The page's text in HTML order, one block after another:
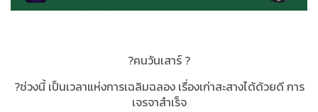
?คนวันเสาร์ ?
?ช่วงนี้ เป็นเวลาแห่งการเฉลิมฉลอง เรื่องเก่าสะสางได้ด้วยดี การ
เจรจาสำเร็จ